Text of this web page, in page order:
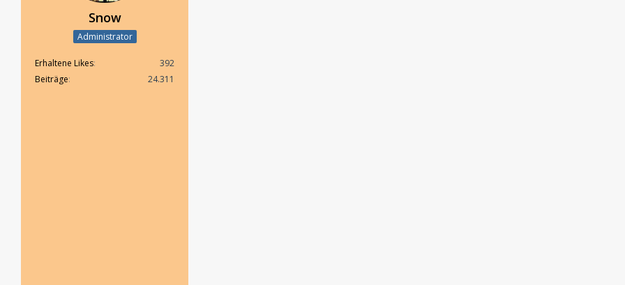
Snow
Administrator
Erhaltene Likes
392
Beiträge
24.311